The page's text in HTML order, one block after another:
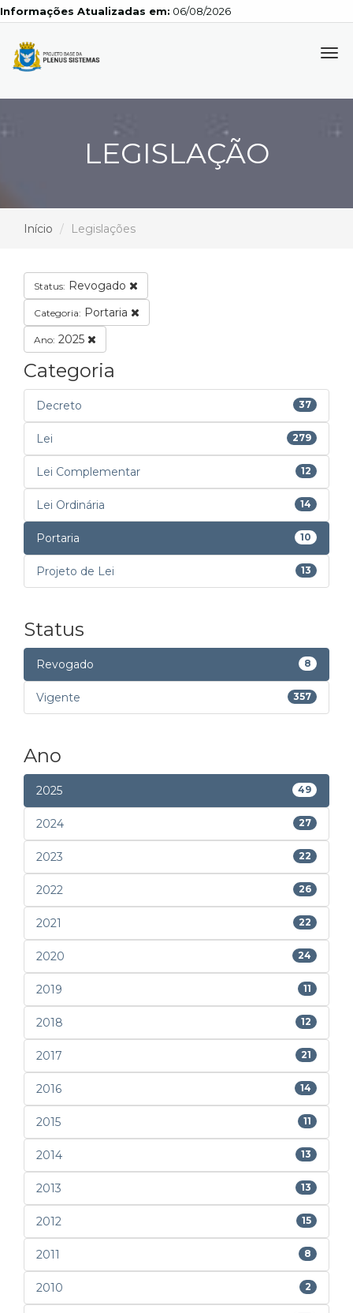
Atualizadas em: 06/08/2026
LEGISLAÇÃO
Início Legislações
Status: Revogado
Categoria: Portaria
Ano: 2025
Categoria
Decreto 37
Lei 279
Lei Complementar 12
Lei Ordinária 14
Portaria 10
Projeto de Lei 13
Status
Revogado 8
Vigente 357
Ano
2025 49
2024 27
2023 22
2022 26
2021 22
2020 24
2019 11
2018 12
2017 21
2016 14
2015 11
2014 13
2013 13
2012 15
2011 8
2010 2